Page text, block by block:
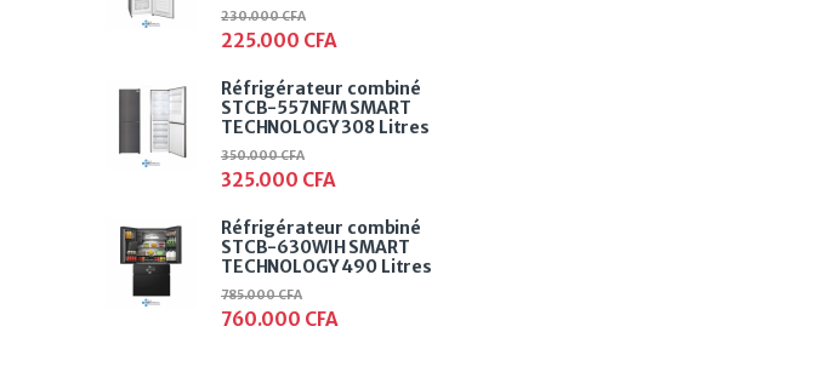
225.000 CFA
230.000CFA
Réfrigérateur combiné
STCB-557NFM SMART
TECHNOLOGY 308 Litres
325.000 CFA
350.000CFA
Réfrigérateur combiné
STCB-630WIH SMART
TECHNOLOGY 490 Litres
760.000 CFA
785.000CFA